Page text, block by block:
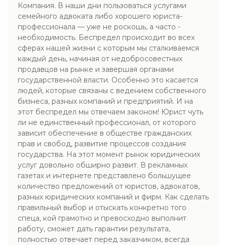
Компания. В наши дни пользоваться услугами
семейного адвоката либо хорошего юриста-
профессионала — уже не роскошь, а часто -
необходимость. Беспредел происходит во всех
сферах нашей жизни с которым мы сталкиваемся
каждый день, начиная от недобросовестных
продавцов на рынке и завершая органами
государственной власти. Особенно это касается
людей, которые связаны с ведением собственного
бизнеса, разных компаний и предприятий. И на
этот беспредел мы отвечаем законом! Юрист чуть
ли не единственный профессионал, от которого
зависит обеспечение в обществе гражданских
прав и свобод, развитие процессов создания
государства. На этот момент рынок юридических
услуг довольно обширно развит. В рекламных
газетах и интернете представлено большущее
количество предложений от юристов, адвокатов,
разных юридических компаний и фирм. Как сделать
правильный выбор и отыскать конкретно того
спеца, кой грамотно и превосходно выполнит
работу, сможет дать гарантии результата,
полностью отвечает перед заказчиком, всегда